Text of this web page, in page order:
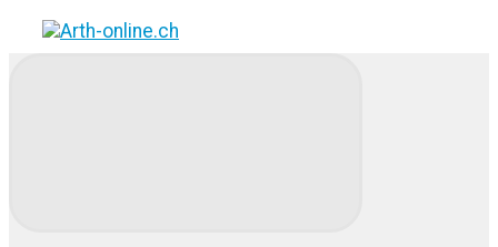
Zum
Hauptinhalt